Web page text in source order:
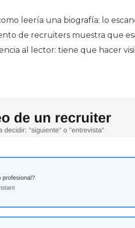
leería una biografía: lo
de recruiters muestra que
al lector: tiene que hacer